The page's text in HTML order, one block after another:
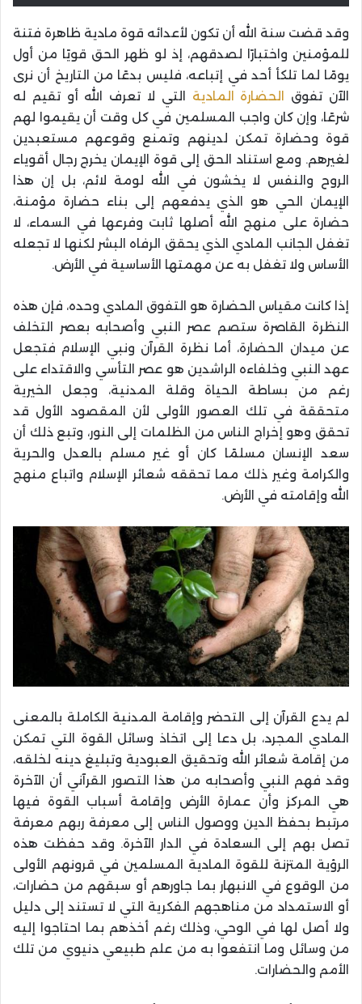
وقد قضت سنة الله أن تكون لأعدائه قوة مادية ظاهرة فتنة
للمؤمنين واختبارًا لصدقهم، إذ لو ظهر الحق قويًا من أول
يومًا لما تلكأ أحد في إتباعه، فليس بدعًا من التاريخ أن نرى
الآن تفوق الحضارة المادية التي لا تعرف الله أو تقيم له
شرعًا، وإن كان واجب المسلمين في كل وقت أن يقيموا لهم
قوة وحضارة تمكن لدينهم وتمنع وقوعهم مستعبدين
لغيرهم. ومع استناد الحق إلى قوة الإيمان يخرج رجال أقوياء
الروح والنفس لا يخشون في الله لومة لائم، بل إن هذا
الإيمان الحي هو الذي يدفعهم إلى بناء حضارة مؤمنة،
حضارة على منهج الله أصلها ثابت وفرعها في السماء، لا
تغفل الجانب المادي الذي يحقق الرفاه البشر لكنها لا تجعله
الأساس ولا تغفل به عن مهمتها الأساسية في الأرض.
إذا كانت مقياس الحضارة هو التفوق المادي وحده، فإن هذه
النظرة القاصرة ستصم عصر النبي وأصحابه بعصر التخلف
عن ميدان الحضارة، أما نظرة القرآن ونبي الإسلام فتجعل
عهد النبي وخلفاءه الراشدين هو عصر التأسي والاقتداء على
رغم من بساطة الحياة وقلة المدنية، وجعل الخيرية
متحققة في تلك العصور الأولى لأن المقصود الأول قد
تحقق وهو إخراج الناس من الظلمات إلى النور، وتبع ذلك أن
سعد الإنسان مسلمًا كان أو غير مسلم بالعدل والحرية
والكرامة وغير ذلك مما تحققه شعائر الإسلام واتباع منهج
الله وإقامته في الأرض.
لم يدع القرآن إلى التحضر وإقامة المدنية الكاملة بالمعنى
المادي المجرد، بل دعا إلى اتخاذ وسائل القوة التي تمكن
من إقامة شعائر الله وتحقيق العبودية وتبليغ دينه لخلقه،
وقد فهم النبي وأصحابه من هذا التصور القرآني أن الآخرة
هي المركز وأن عمارة الأرض وإقامة أسباب القوة فيها
مرتبط بحفظ الدين ووصول الناس إلى معرفة ربهم معرفة
تصل بهم إلى السعادة في الدار الآخرة. وقد حفظت هذه
الرؤية المتزنة للقوة المادية المسلمين في قرونهم الأولى
من الوقوع في الانبهار بما جاورهم أو سبقهم من حضارات،
أو الاستمداد من مناهجهم الفكرية التي لا تستند إلى دليل
ولا أصل لها في الوحي، وذلك رغم أخذهم بما احتاجوا إليه
من وسائل وما انتفعوا به من علم طبيعي دنيوي من تلك
الأمم والحضارات.